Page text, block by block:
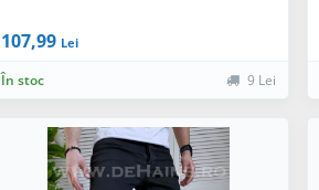
107,99 Lei
În stoc 9 Lei